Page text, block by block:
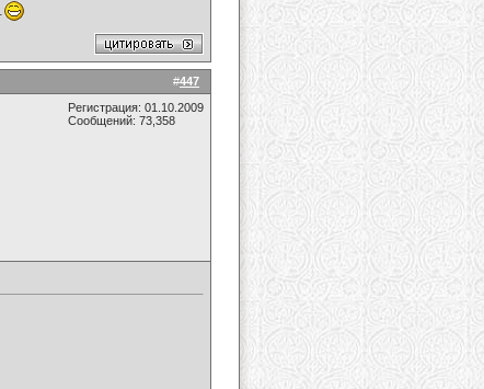
#447
Регистрация: 01.10.2009
Сообщений: 73,358